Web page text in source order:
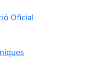
Oficial